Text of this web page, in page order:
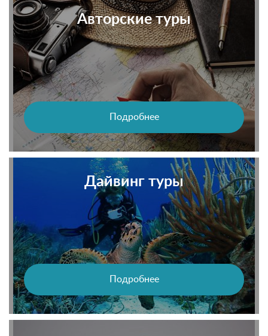
Авторские туры
Подробнее
Дайвинг туры
Подробнее